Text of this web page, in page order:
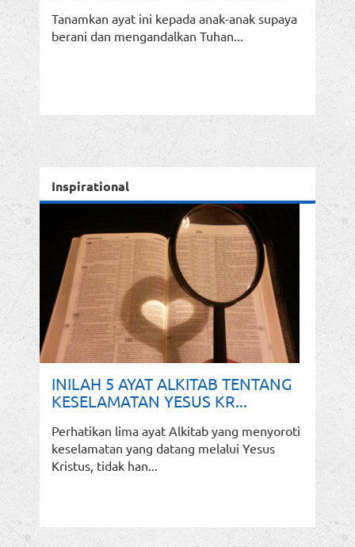
Tanamkan ayat ini kepada anak-anak supaya
berani dan mengandalkan Tuhan...
Inspirational
INILAH 5 AYAT ALKITAB TENTANG
KESELAMATAN YESUS KR...
Perhatikan lima ayat Alkitab yang menyoroti
keselamatan yang datang melalui Yesus
Kristus, tidak han...